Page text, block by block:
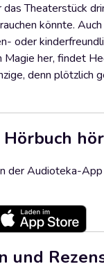
das Theaterstück
könnte.
oder
Magie her, findet
denn plötzlich
der Audioteka-
und